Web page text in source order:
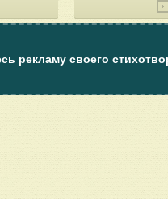
рекламу своего